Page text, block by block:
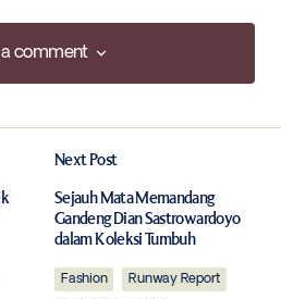
comment
comment
marked*
Next Post
Sejauh Mata Memandang
Gandeng Dian Sastrowardoyo
dalam Koleksi Tumbuh
Fashion
Runway Report